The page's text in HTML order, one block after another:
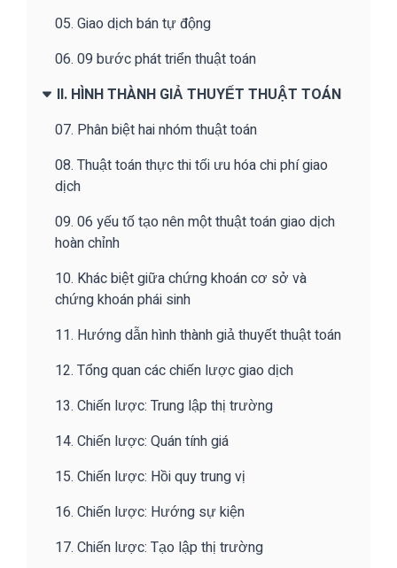
05. Giao dịch bán tự động
06. 09 bước phát triển thuật toán
II. HÌNH THÀNH GIẢ THUYẾT THUẬT TOÁN
07. Phân biệt hai nhóm thuật toán
08. Thuật toán thực thi tối ưu hóa chi phí giao
dịch
09. 06 yếu tố tạo nên một thuật toán giao dịch
hoàn chỉnh
10. Khác biệt giữa chứng khoán cơ sở và
chứng khoán phái sinh
11. Hướng dẫn hình thành giả thuyết thuật toán
12. Tổng quan các chiến lược giao dịch
13. Chiến lược: Trung lập thị trường
14. Chiến lược: Quán tính giá
15. Chiến lược: Hồi quy trung vị
16. Chiến lược: Hướng sự kiện
17. Chiến lược: Tạo lập thị trường